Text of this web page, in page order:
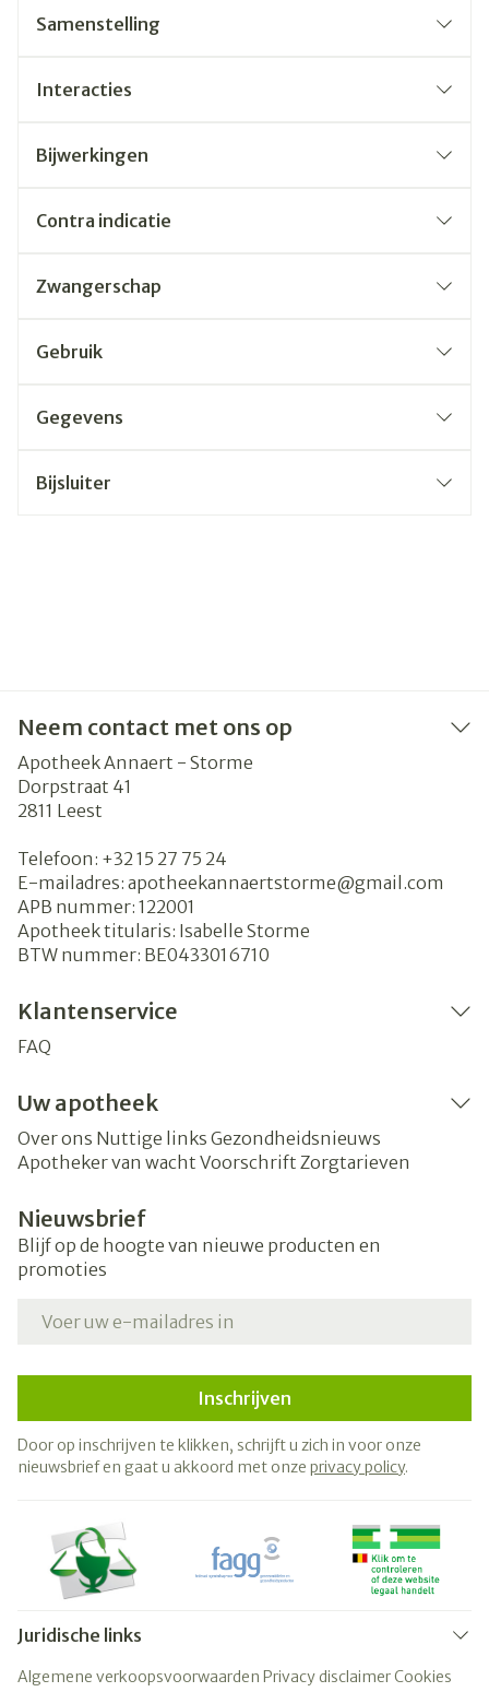
Samenstelling
Interacties
Bijwerkingen
Contra indicatie
Zwangerschap
Gebruik
Gegevens
Bijsluiter
Neem contact met ons op
Apotheek Annaert - Storme
Dorpstraat 41
2811 Leest
Telefoon: +32 15 27 75 24
E-mailadres: apotheekannaertstorme@gmail.com
APB nummer: 122001
Apotheek titularis: Isabelle Storme
BTW nummer: BE0433016710
Klantenservice
FAQ
Uw apotheek
Over ons Nuttige links Gezondheidsnieuws
Apotheker van wacht Voorschrift Zorgtarieven
Nieuwsbrief
Blijf op de hoogte van nieuwe producten en
promoties
Inschrijven
Door op inschrijven te klikken, schrijft u zich in voor onze
nieuwsbrief en gaat u akkoord met onze privacy policy.
Juridische links
Algemene verkoopsvoorwaarden Privacy disclaimerCookies